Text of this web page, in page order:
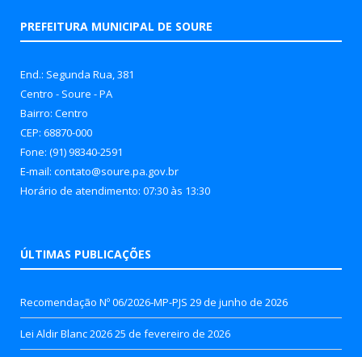
PREFEITURA MUNICIPAL DE SOURE
End.: Segunda Rua, 381
Centro - Soure - PA
Bairro: Centro
CEP: 68870-000
Fone: (91) 98340-2591
E-mail: contato@soure.pa.gov.br
Horário de atendimento: 07:30 às 13:30
ÚLTIMAS PUBLICAÇÕES
Recomendação Nº 06/2026-MP-PJS 29 de junho de 2026
Lei Aldir Blanc 202625 de fevereiro de 2026